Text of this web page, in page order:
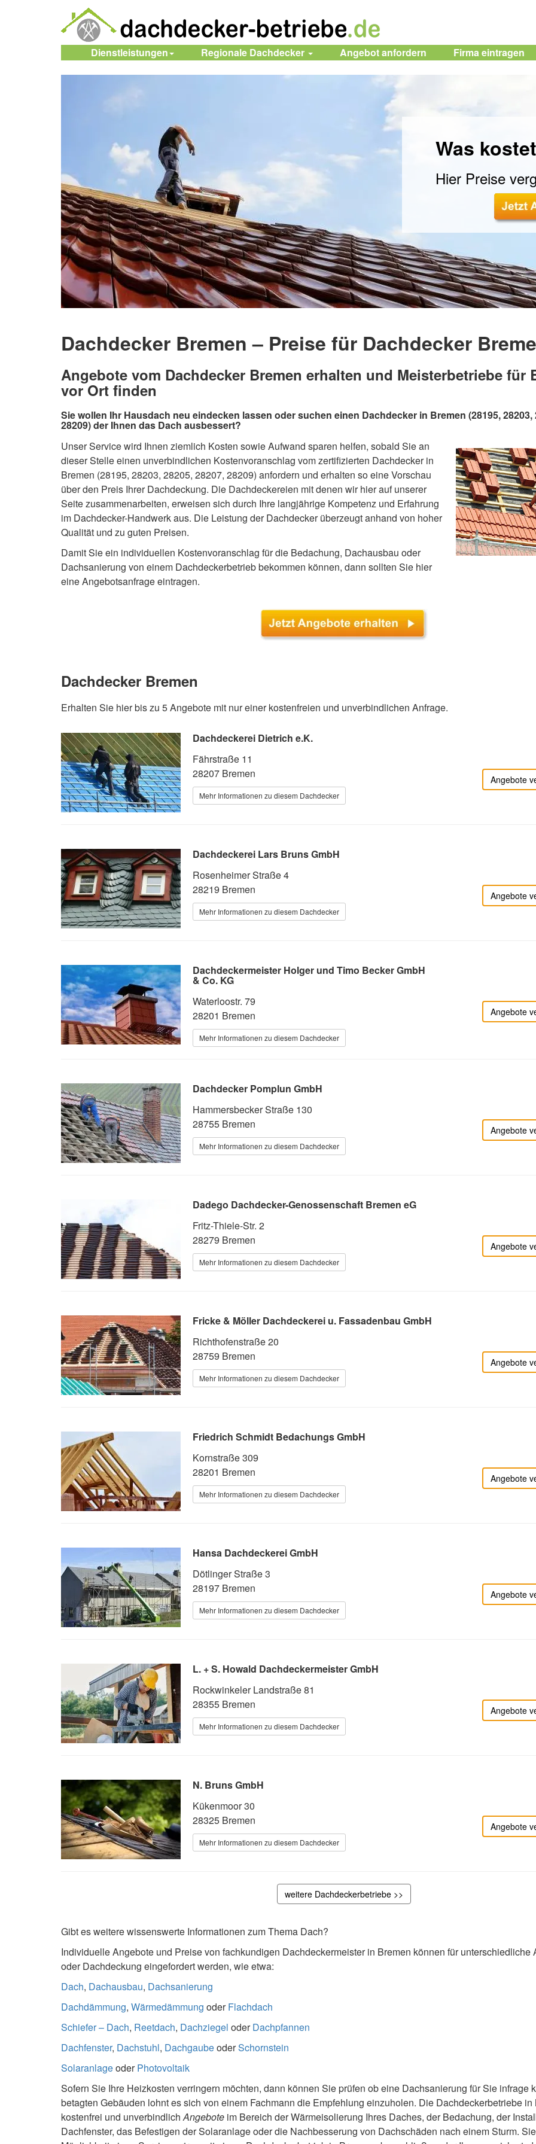
Dienstleistungen Regionale Dachdecker Angebot anfordern Firmaeintragen
Was
Hier Preise
Dachdecker Bremen – Preise für Dachdecker
Angebote vom Dachdecker Bremen erhalten und Meisterbetriebe für
vor Ort finden
Sie wollen Ihr Hausdach neu eindecken lassen oder suchen einen Dachdecker in Bremen (28195, 28203,
28209) der Ihnen das Dach ausbessert?
Unser Service wird Ihnen ziemlich Kosten sowie Aufwand sparen helfen, sobald Sie an
dieser Stelle einen unverbindlichen Kostenvoranschlag vom zertifizierten Dachdecker in
Bremen (28195, 28203, 28205, 28207, 28209) anfordern und erhalten so eine Vorschau
über den Preis Ihrer Dachdeckung. Die Dachdeckereien mit denen wir hier auf unserer
Seite zusammenarbeiten, erweisen sich durch Ihre langjährige Kompetenz und Erfahrung
im Dachdecker-Handwerk aus. Die Leistung der Dachdecker überzeugt anhand von hoher
Qualität und zu guten Preisen.
Damit Sie ein individuellen Kostenvoranschlag für die Bedachung, Dachausbau oder
Dachsanierung von einem Dachdeckerbetrieb bekommen können, dann sollten Sie hier
eine Angebotsanfrage eintragen.
Dachdecker Bremen
Erhalten Sie hier bis zu 5 Angebote mit nur einer kostenfreien und unverbindlichen Anfrage.
Dachdeckerei Dietrich e.K.
Fährstraße 11
28207 Bremen
Mehr Informationen zu diesem Dachdecker
Angebote
Dachdeckerei Lars Bruns GmbH
Rosenheimer Straße 4
28219 Bremen
Mehr Informationen zu diesem Dachdecker
Angebote
Dachdeckermeister Holger und Timo Becker GmbH
& Co. KG
Waterloostr. 79
28201 Bremen
Mehr Informationen zu diesem Dachdecker
Angebote
Dachdecker Pomplun GmbH
Hammersbecker Straße 130
28755 Bremen
Mehr Informationen zu diesem Dachdecker
Angebote
Dadego Dachdecker-Genossenschaft Bremen eG
Fritz-Thiele-Str. 2
28279 Bremen
Mehr Informationen zu diesem Dachdecker
Angebote
Fricke & Möller Dachdeckerei u. Fassadenbau GmbH
Richthofenstraße 20
28759 Bremen
Mehr Informationen zu diesem Dachdecker
Angebote
Friedrich Schmidt Bedachungs GmbH
Kornstraße 309
28201 Bremen
Mehr Informationen zu diesem Dachdecker
Angebote
Hansa Dachdeckerei GmbH
Dötlinger Straße 3
28197 Bremen
Mehr Informationen zu diesem Dachdecker
Angebote
L. + S. Howald Dachdeckermeister GmbH
Rockwinkeler Landstraße 81
28355 Bremen
Mehr Informationen zu diesem Dachdecker
Angebote
N. Bruns GmbH
Kükenmoor 30
28325 Bremen
Mehr Informationen zu diesem Dachdecker
Angebote
weitere Dachdeckerbetriebe >>
Gibt es weitere wissenswerte Informationen zum Thema Dach?
Individuelle Angebote und Preise von fachkundigen Dachdeckermeister in Bremen können für unterschiedliche
oder Dachdeckung eingefordert werden, wie etwa:
Dach, Dachausbau, Dachsanierung
Dachdämmung, Wärmedämmung oderFlachdach
Schiefer – Dach, Reetdach, Dachziegel oderDachpfannen
Dachfenster, Dachstuhl, DachgaubeoderSchornstein
SolaranlageoderPhotovoltaik
Sofern Sie Ihre Heizkosten verringern möchten, dann können Sie prüfen ob eine Dachsanierung für Sie infrage
betagten Gebäuden lohnt es sich von einem Fachmann die Empfehlung einzuholen. Die Dachdeckerbetriebe in
kostenfrei und unverbindlichAngebote im Bereich der Wärmeisolierung Ihres Daches, der Bedachung, der
Dachfenster, das Befestigen der Solaranlage oder die Nachbesserung von Dachschäden nach einem Sturm.